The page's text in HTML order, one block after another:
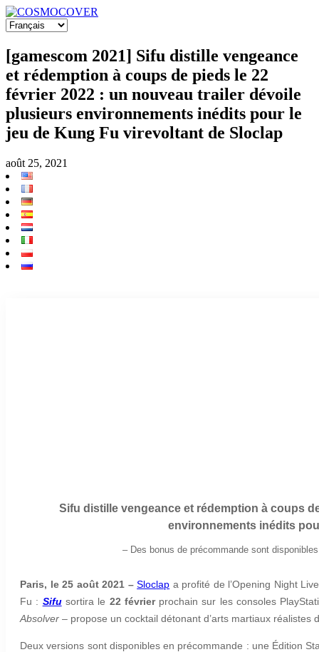
[gamescom 2021] Sifu distille vengeance
et rédemption à coups de pieds le 22
février 2022 : un nouveau trailer dévoile
plusieurs environnements inédits pour le
jeu de Kung Fu virevoltant de Sloclap
août 25, 2021
Sifu distille vengeance et rédemption à coups
environnements inédits
– Des bonus de précommande sont
Paris, le 25 août 2021 – Sloclap a profité de l’Opening Night
Fu : Sifusortira le 22 févrierprochain sur les consoles
Absolver – propose un cocktail détonant d’arts martiaux
Deux versions sont disponibles en précommande : une Édition